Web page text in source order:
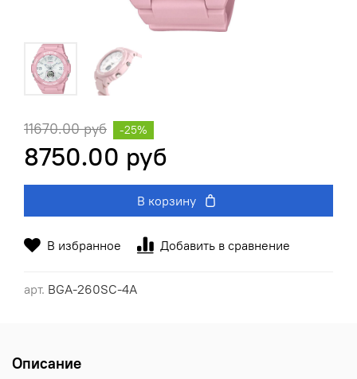
В избранное Добавить в сравнение
арт. BGA-260SC-4A
11670.00 руб
8750.00 руб
-25%
В корзину
Описание